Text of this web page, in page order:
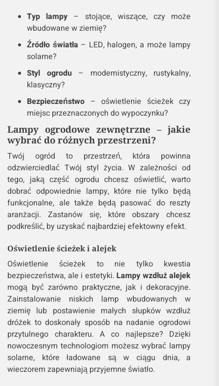
Typ lampy – stojące, wiszące, czy może
wbudowane w ziemię?
Źródło światła – LED, halogen, a może lampy
solarne?
Styl ogrodu– modernistyczny, rustykalny,
klasyczny?
Bezpieczeństwo – oświetlenie ścieżek czy
miejsc przeznaczonych do wypoczynku?
Lampy ogrodowe zewnętrzne – jakie
wybrać do różnych przestrzeni?
Twój ogród to przestrzeń, która powinna
odzwierciedlać Twój styl życia. W zależności od
tego, jaką część ogrodu chcesz oświetlić, warto
dobrać odpowiednie lampy, które nie tylko będą
funkcjonalne, ale także będą pasować do reszty
aranżacji. Zastanów się, które obszary chcesz
podkreślić, by uzyskać najbardziej efektowny efekt.
Oświetlenie ścieżek i alejek
Oświetlenie ścieżek to nie tylko kwestia
bezpieczeństwa, ale i estetyki. Lampy wzdłuż alejek
mogą być zarówno praktyczne, jak i dekoracyjne.
Zainstalowanie niskich lamp wbudowanych w
ziemię lub postawienie małych słupków wzdłuż
dróżek to doskonały sposób na nadanie ogrodowi
przytulnego charakteru. A co najlepsze? Dzięki
nowoczesnym technologiom możesz wybrać lampy
solarne, które ładowane są w ciągu dnia, a
wieczorem zapewniają przyjemne światło.